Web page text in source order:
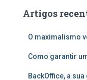
iArtigos
O maximalismo
Como garantir
BackOffice, a